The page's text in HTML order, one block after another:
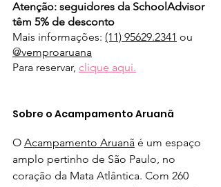
Atenção: seguidores da SchoolAdvisor
têm 5% de desconto
Mais informações: (11) 95629.2341 ou
@vemproaruana
Para reservar, clique aqui.
Sobre o Acampamento Aruanã
O Acampamento Aruanã é um espaço
amplo pertinho de São Paulo, no
coração da Mata Atlântica. Com 260